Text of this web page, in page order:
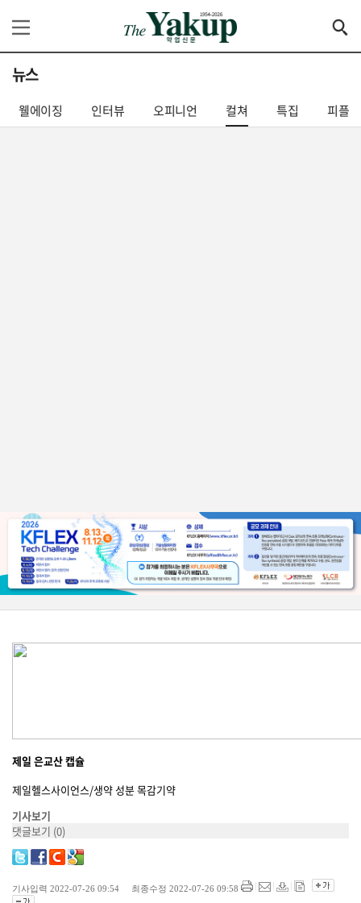
뉴스
웰에이징 인터뷰 오피니언 컬쳐 특집 피플
제일 은교산 캡슐
제일헬스사이언스/생약 성분 목감기약
기사보기
댓글보기 (0)
기사입력 2022-07-26 09:54 최종수정 2022-07-26 09:58